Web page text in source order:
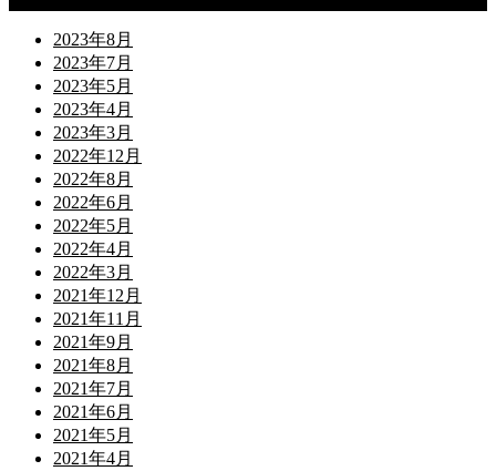
2023年8月
2023年7月
2023年5月
2023年4月
2023年3月
2022年12月
2022年8月
2022年6月
2022年5月
2022年4月
2022年3月
2021年12月
2021年11月
2021年9月
2021年8月
2021年7月
2021年6月
2021年5月
2021年4月